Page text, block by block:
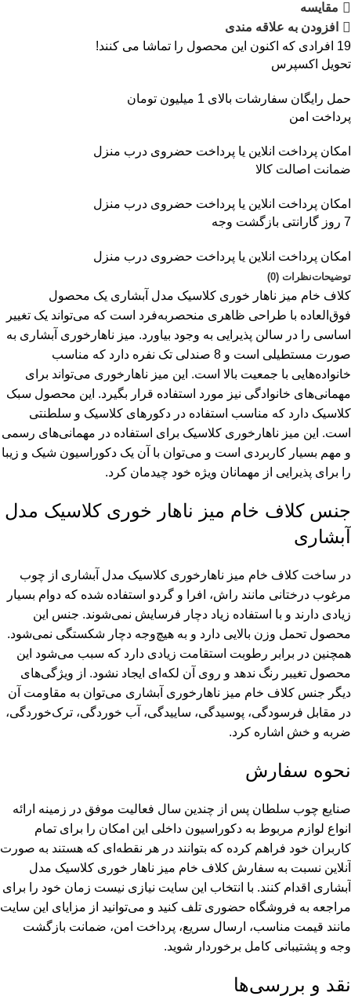
مقايسه
افزودن به علاقه مندی
19 افرادی که اکنون این محصول را تماشا می کنند!
تحویل اکسپرس
حمل رایگان سفارشات بالای 1 میلیون تومان
پرداخت امن
امکان پرداخت انلاین یا پرداخت حضروی درب منزل
ضمانت اصالت کالا
امکان پرداخت انلاین یا پرداخت حضروی درب منزل
7 روز گارانتی بازگشت وجه
امکان پرداخت انلاین یا پرداخت حضروی درب منزل
توضیحاتنظرات (0)
کلاف خام میز ناهار خوری کلاسیک مدل آبشاری یک محصول
فوق‌العاده با طراحی ظاهری منحصربه‌فرد است که می‌تواند یک تغییر
اساسی را در سالن پذیرایی به وجود بیاورد. میز ناهارخوری آبشاری به
صورت مستطیلی است و 8 صندلی تک نفره دارد که مناسب
خانواده‌هایی با جمعیت بالا است. این میز ناهارخوری می‌‌تواند برای
مهمانی‌های خانوادگی نیز مورد استفاده قرار بگیرد. این محصول سبک
کلاسیک دارد که مناسب استفاده در دکورهای کلاسیک و سلطنتی
است. این میز ناهارخوری کلاسیک برای استفاده در مهمانی‌های رسمی
و مهم بسیار کاربردی است و می‌توان با آن یک دکوراسیون شیک و زیبا
را برای پذیرایی از مهمانان ویژه خود چیدمان کرد.
جنس کلاف خام میز ناهار خوری کلاسیک مدل
آبشاری
در ساخت کلاف خام میز ناهارخوری کلاسیک مدل آبشاری از چوب
مرغوب درختانی مانند راش، افرا و گردو استفاده شده که دوام بسیار
زیادی دارند و با استفاده زیاد دچار فرسایش نمی‌شوند. جنس این
محصول تحمل وزن بالایی دارد و به هیچ‌وجه دچار شکستگی نمی‌شود.
همچنین در برابر رطوبت استقامت زیادی دارد که سبب می‌شود این
محصول تغیبر رنگ ندهد و روی آن لکه‌ای ایجاد نشود. از ویژگی‌های
دیگر جنس کلاف خام میز ناهارخوری آبشاری می‌توان به مقاومت آن
در مقابل فرسودگی، پوسیدگی، ساییدگی، آب خوردگی، ترک‌خوردگی،
ضربه و خش اشاره کرد.
نحوه سفارش
صنایع چوب سلطان پس از چندین سال فعالیت موفق در زمینه ارائه
انواع لوازم مربوط به دکوراسیون داخلی این امکان را برای تمام
کاربران خود فراهم کرده که بتوانند در هر نقطه‌ای که هستند به صورت
آنلاین نسبت به سفارش کلاف خام میز ناهار خوری کلاسیک مدل
آبشاری اقدام کنند. با انتخاب این سایت نیازی نیست زمان خود را برای
مراجعه به فروشگاه حضوری تلف کنید و می‌‌توانید از مزایای این سایت
مانند قیمت مناسب، ارسال سریع، پرداخت امن، ضمانت بازگشت
وجه و پشتیبانی کامل برخوردار شوید.
نقد و بررسی‌ها